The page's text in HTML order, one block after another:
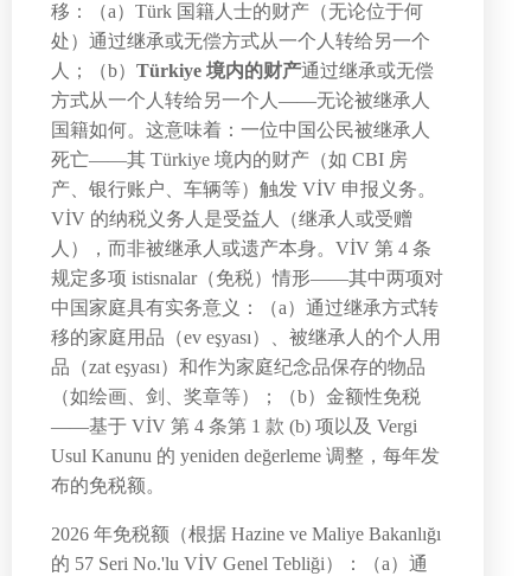
移：（a）Türk 国籍人士的财产（无论位于何
处）通过继承或无偿方式从一个人转给另一个
人；（b） Türkiye 境内的财产通过继承或无偿
方式从一个人转给另一个人——无论被继承人
国籍如何。这意味着：一位中国公民被继承人
死亡——其 Türkiye 境内的财产（如 CBI 房
产、银行账户、车辆等）触发 VİV 申报义务。
VİV 的纳税义务人是受益人（继承人或受赠
人），而非被继承人或遗产本身。VİV 第 4 条
规定多项 istisnalar（免税）情形——其中两项对
中国家庭具有实务意义：（a）通过继承方式转
移的家庭用品（ev eşyası）、被继承人的个人用
品（zat eşyası）和作为家庭纪念品保存的物品
（如绘画、剑、奖章等）；（b）金额性免税
——基于 VİV 第 4 条第 1 款 (b) 项以及 Vergi
Usul Kanunu 的 yeniden değerleme 调整，每年发
布的免税额。
2026 年免税额（根据 Hazine ve Maliye Bakanlığı
的 57 Seri No.'lu VİV Genel Tebliği）：（a）通